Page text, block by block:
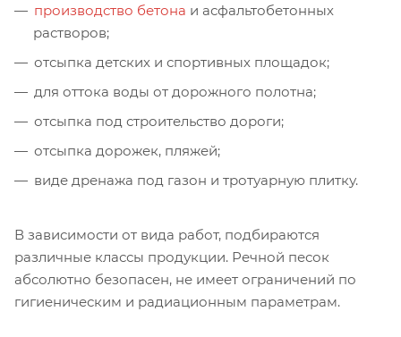
производство бетона и асфальтобетонных
растворов;
отсыпка детских и спортивных площадок;
для оттока воды от дорожного полотна;
отсыпка под строительство дороги;
отсыпка дорожек, пляжей;
виде дренажа под газон и тротуарную плитку.
В зависимости от вида работ, подбираются
различные классы продукции. Речной песок
абсолютно безопасен, не имеет ограничений по
гигиеническим и радиационным параметрам.